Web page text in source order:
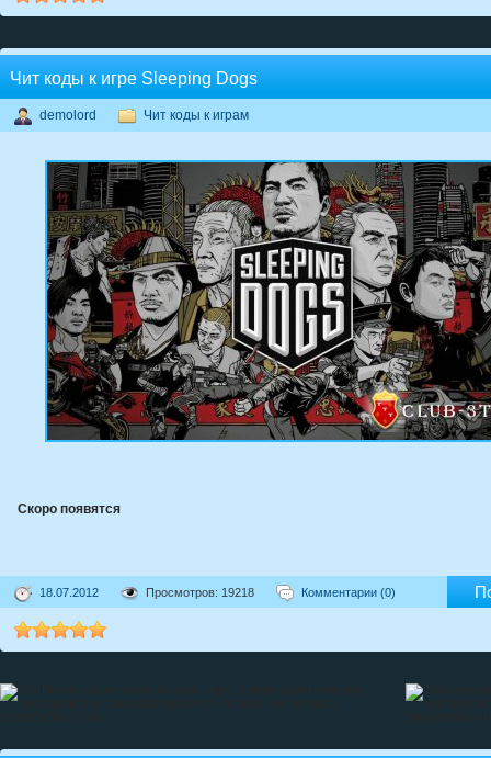
Чит коды к игре Sleeping Dogs
demolord Чит коды к играм
Скоро появятся
18.07.2012 Просмотров: 19218 Комментарии (0)